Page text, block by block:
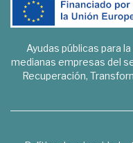
Ayudas públicas para
medianas empresas del
Recuperación,